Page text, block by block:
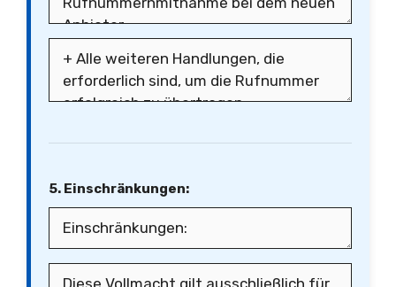
5. Einschränkungen: